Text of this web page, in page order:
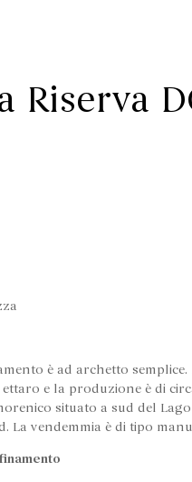
Riserva
è ad archetto semplice.
e la produzione è di
situato a sud del
La vendemmia è di tipo